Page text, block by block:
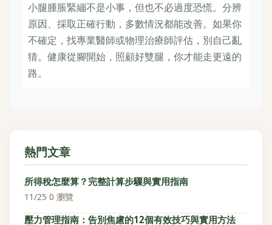
小腿腫脹緊繃不是小事，但也不必過度恐慌。分辨
原因、採取正確行動，多數情況都能改善。如果你
不確定，找專業醫師或物理治療師評估，別自己亂
猜。健康從腳開始，照顧好雙腿，你才能走更遠的
路。
熱門文章
所得稅怎麼算？完整計算步驟與實用指南
11/25·0 瀏覽
壓力管理指南：告別焦慮的12個有效技巧與實用方法